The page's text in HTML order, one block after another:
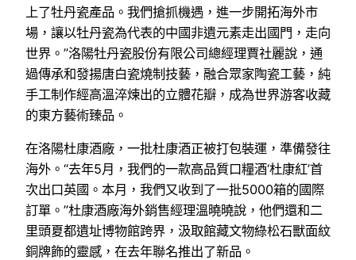
上了牡丹瓷產品。我們搶抓機遇，進一步開拓海外市
場，讓以牡丹瓷為代表的中國非遺元素走出國門，走向
世界。”洛陽牡丹瓷股份有限公司總經理賈社麗說，通
過傳承和發揚唐白瓷燒制技藝，融合眾家陶瓷工藝，純
手工制作經高溫淬煉出的立體花瓣，成為世界游客收藏
的東方藝術臻品。
在洛陽杜康酒廠，一批杜康酒正被打包裝運，準備發往
海外。“去年5月，我們的一款高品質口糧酒‘杜康紅’首
次出口英國。本月，我們又收到了一批5000箱的國際
訂單。”杜康酒廠海外銷售經理溫曉曉說，他們還和二
里頭夏都遺址博物館跨界，汲取館藏文物綠松石獸面紋
銅牌飾的靈感，在去年聯名推出了新品。